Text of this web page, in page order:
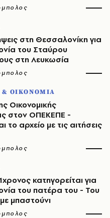
στη Θεσσαλονίκη για
του Σταύρου
στη Λευκωσία
& ΟΙΚΟΝΟΜΙΑ
Οικονομικής
στον ΟΠΕΚΕΠΕ -
το αρχείο με τις αιτήσεις
κατηγορείται για
του πατέρα του - Του
μπαστούνι